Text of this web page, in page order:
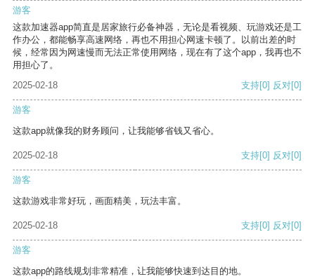
游客
这款加速器app简直是居家旅行必备神器，无论是看视频、玩游戏还是工
作办公，都能畅享高速网络，再也不用担心网速卡顿了。以前出差的时
候，经常因为网速慢而无法正常使用网络，现在有了这个app，我再也不
用担心了。
2025-02-18
支持[0] 反对[0]
游客
这款app就像我的财务顾问，让我能够省钱又省心。
2025-02-18 支持[0] 反对[0]
游客
这款游戏非常好玩，画面精美，玩法丰富。
2025-02-18 支持[0] 反对[0]
游客
这款app的路线规划非常精准，让我能够快速到达目的地。